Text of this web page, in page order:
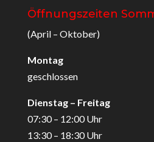
Öffnungszeiten
(April – Oktober)
Montag
geschlossen
Dienstag – Freitag
07:30 – 12:00 Uhr
13:30 – 18:30 Uhr